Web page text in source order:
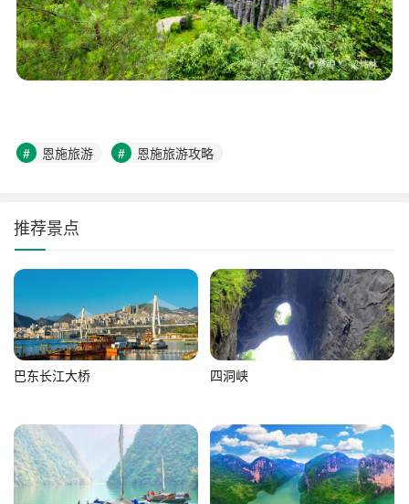
恩施旅游 恩施旅游攻略
推荐景点
巴东长江大桥 四洞峡